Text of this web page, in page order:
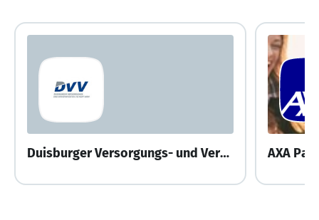
Duisburger Versorgungs- und Verkehrsgesellschaft mbH (DVV) AXA